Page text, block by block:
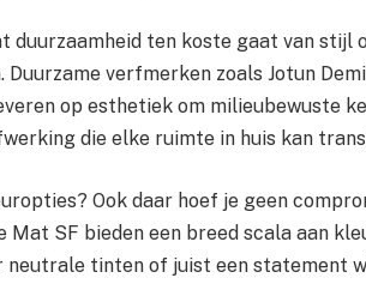
duurzaamheid ten koste gaat van
Duurzame verfmerken zoals Jotun
op esthetiek om milieubewuste
die elke ruimte in huis kan
Ook daar hoef je geen
Mat SF bieden een breed scala aan
neutrale tinten of juist een statement